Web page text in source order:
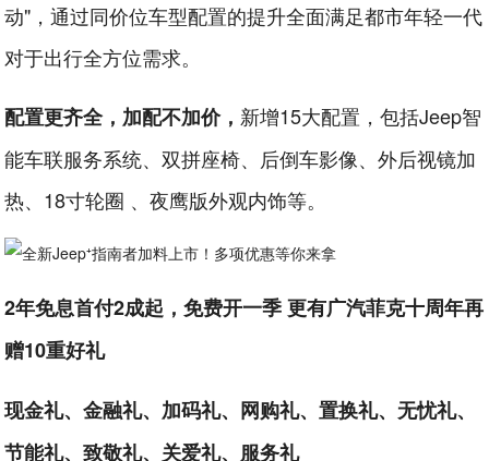
动"，通过同价位车型配置的提升全面满足都市年轻一代
对于出行全方位需求。
配置更齐全，加配不加价， 新增15大配置，包括Jeep智
能车联服务系统、双拼座椅、后倒车影像、外后视镜加
热、18寸轮圈 、夜鹰版外观内饰等。
2年免息首付2成起，免费开一季 更有广汽菲克十周年再
赠10重好礼
现金礼、金融礼、加码礼、网购礼、置换礼、无忧礼、
节能礼、致敬礼、关爱礼、服务礼